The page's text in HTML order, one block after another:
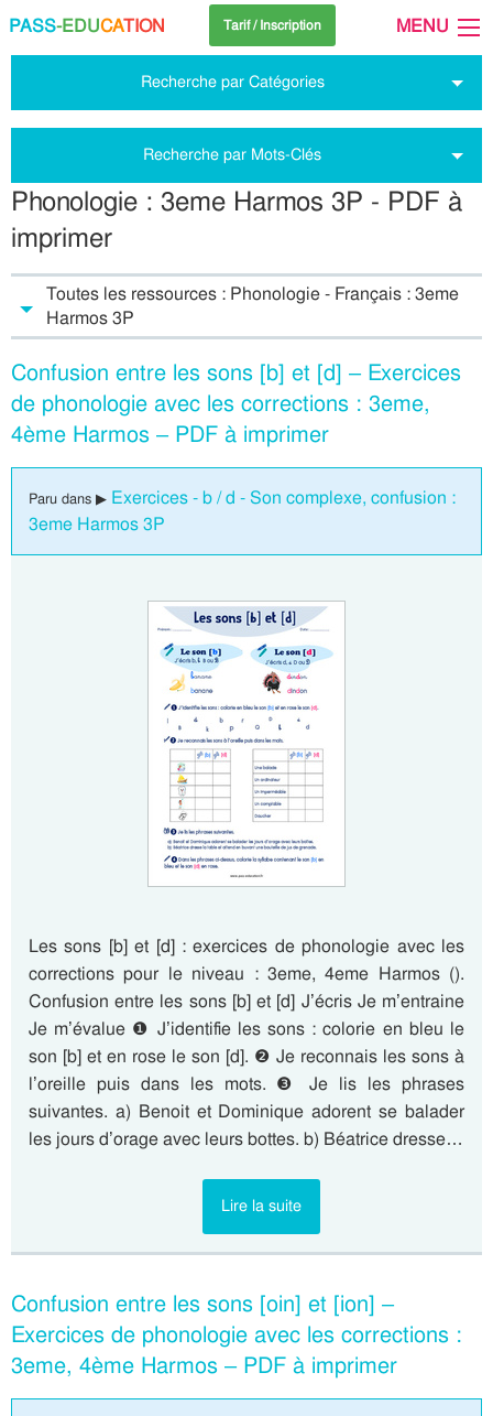
PASS-EDUCATION Tarif / Inscription MENU
Recherche par Catégories
Recherche par Mots-Clés
Phonologie : 3eme Harmos 3P - PDF à
imprimer
Toutes les ressources : Phonologie - Français : 3eme
Harmos 3P
Confusion entre les sons [b] et [d] – Exercices
de phonologie avec les corrections : 3eme,
4ème Harmos – PDF à imprimer
Paru dans ▶ Exercices - b / d - Son complexe, confusion :
3eme Harmos 3P
Les sons [b] et [d] : exercices de phonologie avec les
corrections pour le niveau : 3eme, 4eme Harmos ().
Confusion entre les sons [b] et [d] J’écris Je m’entraine
Je m’évalue ❶ J’identifie les sons : colorie en bleu le
son [b] et en rose le son [d]. ❷ Je reconnais les sons à
l’oreille puis dans les mots. ❸ Je lis les phrases
suivantes. a) Benoit et Dominique adorent se balader
les jours d’orage avec leurs bottes. b) Béatrice dresse…
Lire la suite
Confusion entre les sons [oin] et [ion] –
Exercices de phonologie avec les corrections :
3eme, 4ème Harmos – PDF à imprimer